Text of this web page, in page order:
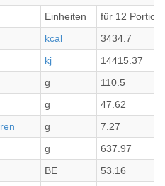
Einheiten
für 12
kcal
3434.7
kj
14415.37
g
110.5
g
47.62
g
7.27
g
637.97
BE
53.16